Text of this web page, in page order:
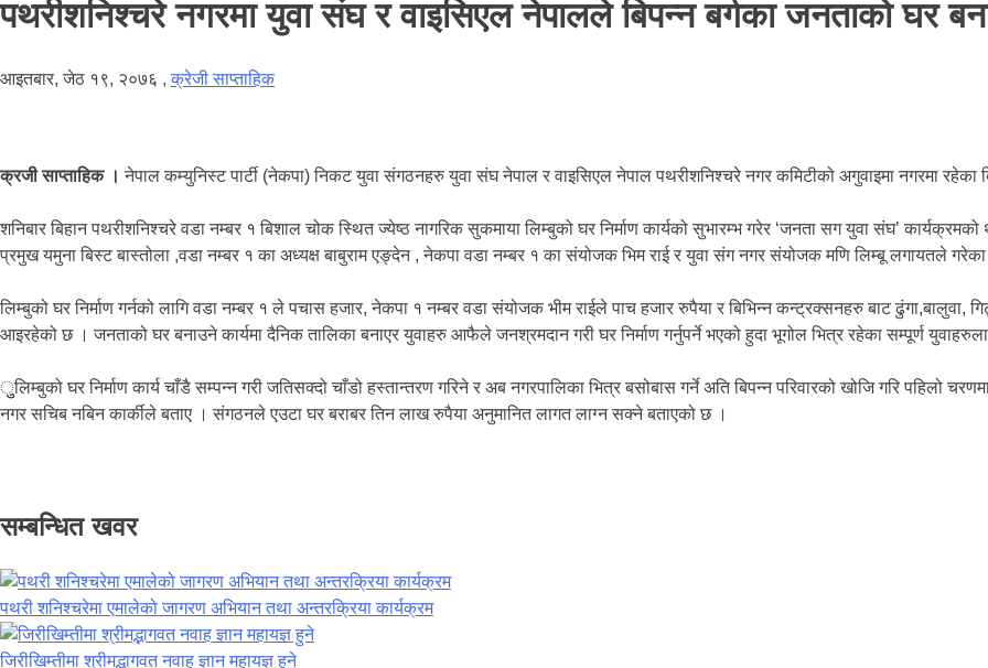
पथरीशनिश्चरे नगरमा युवा संघ र वाइसिएल नेपालले बिपन्न बर्गका जनताको घर
आइतबार, जेठ १९, २०७६ ,क्रेजी साप्ताहिक
क्रजी साप्ताहिक । नेपाल कम्युनिस्ट पार्टी (नेकपा) निकट युवा संगठनहरु युवा संघ नेपाल र वाइसिएल नेपाल पथरीशनिश्चरे नगर कमिटीको अगुवाइमा नगरमा रहेका
शनिबार बिहान पथरीशनिश्चरे वडा नम्बर १ बिशाल चोक स्थित ज्येष्ठ नागरिक सुकमाया लिम्बुको घर निर्माण कार्यको सुभारम्भ गरेर ‘जनता सग युवा संघ’
प्रमुख यमुना बिस्ट बास्तोला ,वडा नम्बर १ का अध्यक्ष बाबुराम एङ्देन , नेकपा वडा नम्बर १ का संयोजक भिम राई र युवा संग नगर संयोजक मणि लिम्बू लगायतले गरेका
लिम्बुको घर निर्माण गर्नको लागि वडा नम्बर १ ले पचास हजार, नेकपा १ नम्बर वडा संयोजक भीम राईले पाच हजार रुपैया र बिभिन्न कन्ट्रक्सनहरु बाट
आइरहेको छ । जनताको घर बनाउने कार्यमा दैनिक तालिका बनाएर युवाहरु आफैले जनश्रमदान गरी घर निर्माण गर्नुपर्ने भएको हुदा भूगोल भित्र रहेका सम्पूर्ण
ुुलिम्बुको घर निर्माण कार्य चाँडै सम्पन्न गरी जतिसक्दो चाँडो हस्तान्तरण गरिने र अब नगरपालिका भित्र बसोबास गर्ने अति बिपन्न परिवारको खोजि गरि पहिलो
नगर सचिब नबिन कार्कीले बताए । संगठनले एउटा घर बराबर तिन लाख रुपैया अनुमानित लागत लाग्न सक्ने बताएको छ ।
सम्बन्धित खवर
पथरी शनिश्चरेमा एमालेको जागरण अभियान तथा अन्तरक्रिया कार्यक्रम
जिरीखिम्तीमा श्रीमद्भागवत नवाह ज्ञान महायज्ञ हुने